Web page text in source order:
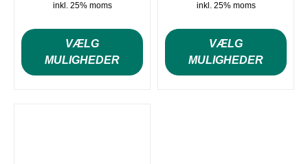
inkl. 25% moms
VÆLG
MULIGHEDER
inkl. 25% moms
VÆLG
MULIGHEDER